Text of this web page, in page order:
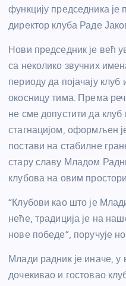
функцију председника је
директор клуба Раде
Нови председник је већ
са неколико звучних
периоду да појачају
окосницу тима. Према
не сме допустити да
стагнацијом, оформљен
постави на стабилне
стару славу Младом
клубова на овим
“Клубови као што је
неће, традиција је на
нове победе”, поручује
Млади радник је иначе,
дочекивао и гостовао